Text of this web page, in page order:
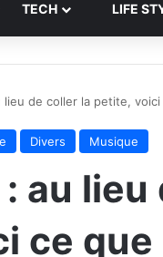
TECH LIFE
lieu de coller la petite,
Divers Musique
au lieu
ce que